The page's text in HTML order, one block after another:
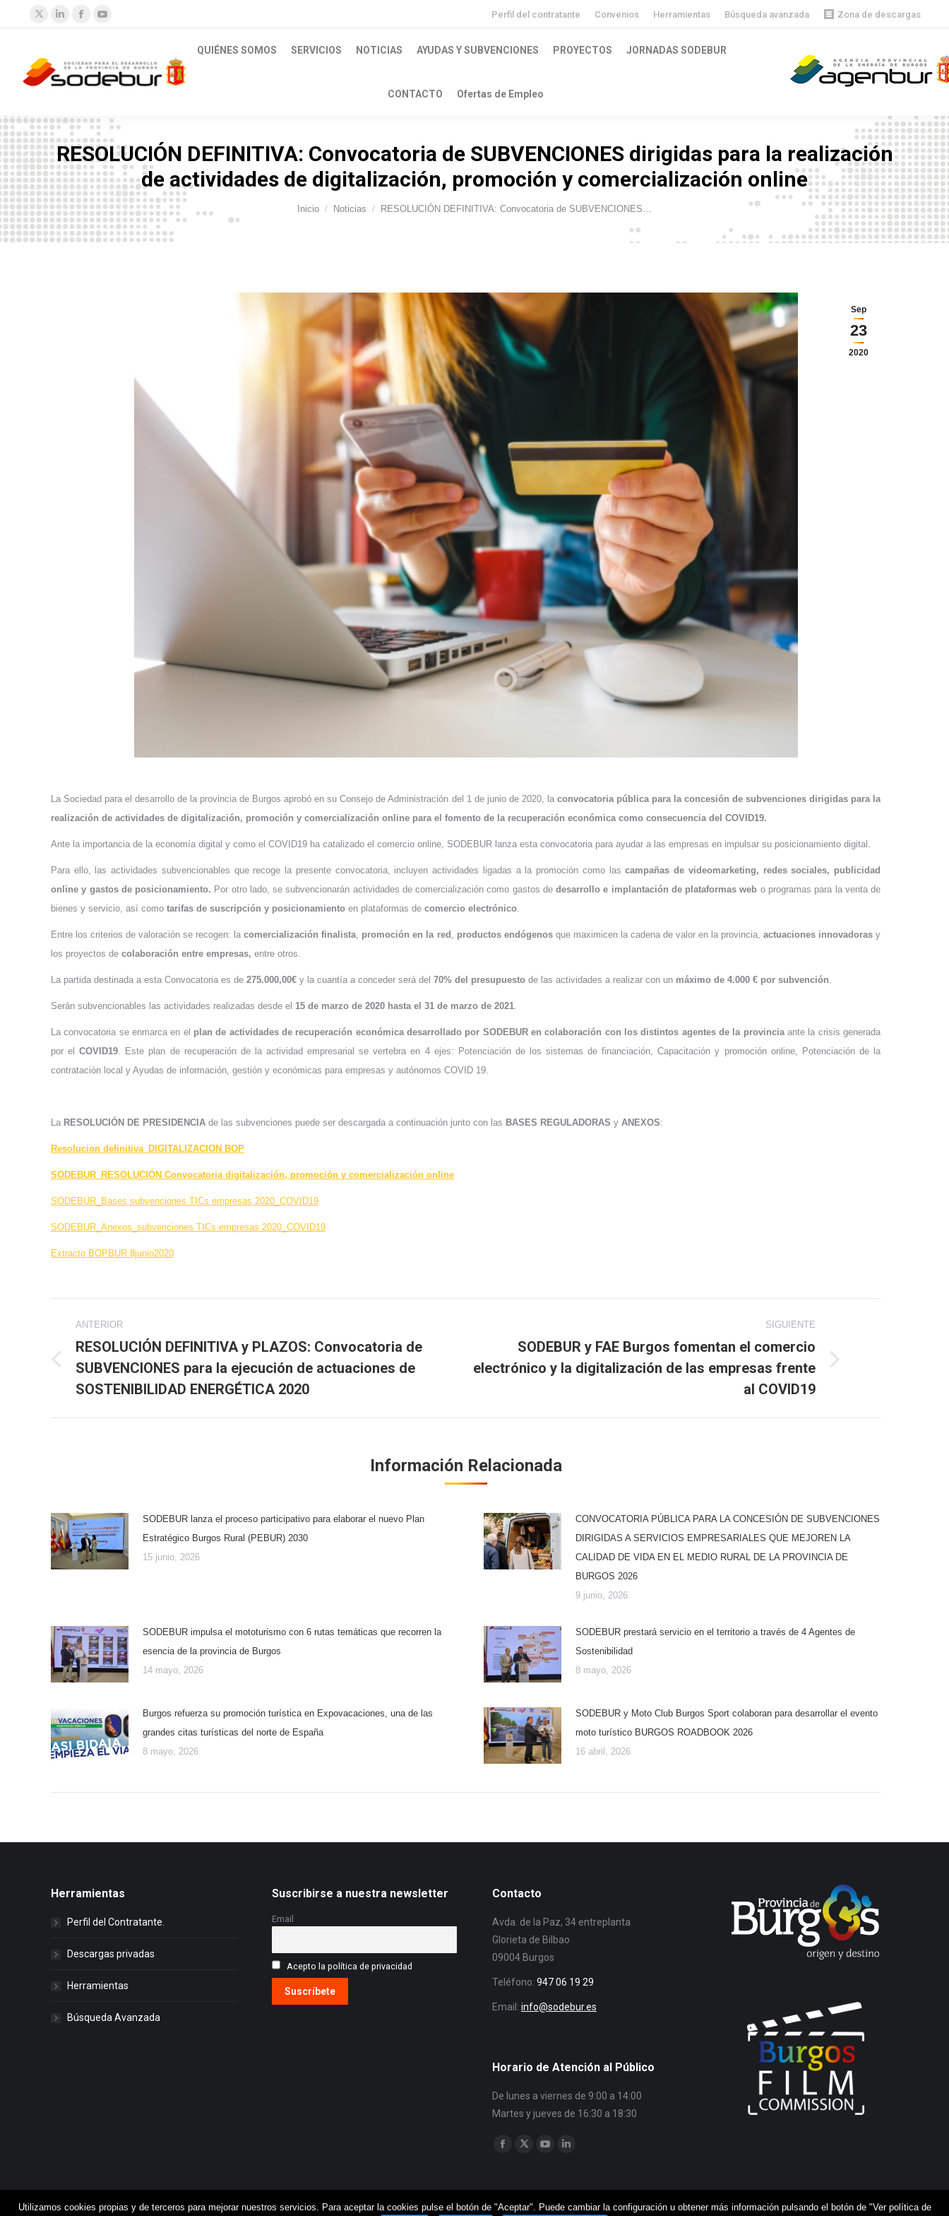
LinkedinFacebook
Perfil del contratante Convenios Herramientas Búsqueda avanzada
Descargas privadas
Zona de descargas
QUIÉNES SOMOS SERVICIOS NOTICIAS AYUDAS Y SUBVENCIONES PROYECTOS JORNADAS SODEBUR
CONTACTO Ofertas de Empleo
RESOLUCIÓN DEFINITIVA: Convocatoria de SUBVENCIONES dirigidas para la realización
de actividades de digitalización, promoción y comercialización online
Estás aquí: Inicio Noticias RESOLUCIÓN DEFINITIVA: Convocatoria de SUBVENCIONES…
Sep
23
2020
La Sociedad para el desarrollo de la provincia de Burgos aprobó en su Consejo de Administración del 1 de junio de 2020, la convocatoria pública para la concesión de subvenciones dirigidas para la
realización de actividades de digitalización, promoción y comercialización online para el fomento de la recuperación económica como consecuencia del COVID19.
Ante la importancia de la economía digital y como el COVID19 ha catalizado el comercio online, SODEBUR lanza esta convocatoria para ayudar a las empresas en impulsar su posicionamiento digital.
Para ello, las actividades subvencionables que recoge la presente convocatoria, incluyen actividades ligadas a la promoción como lascampañas de videomarketing, redes sociales, publicidad
online y gastos de posicionamiento. Por otro lado, se subvencionarán actividades de comercialización como gastos dedesarrollo e implantación de plataformas web o programas para la venta de
bienes y servicio, así como tarifas de suscripción y posicionamiento en plataformas de comercio electrónico
Entre los criterios de valoración se recogen: lacomercialización finalista promoción en la red productos endógenosque maximicen la cadena de valor en la provincia, actuaciones innovadoras y
los proyectos de colaboración entre empresas, entre otros.
La partida destinada a esta Convocatoria es de 275.000,00€ y la cuantía a conceder será del 70% del presupuesto de las actividades a realizar con un máximo de 4.000 € por subvención
Serán subvencionables las actividades realizadas desde el 15 de marzo de 2020 hasta el 31 de marzo de 2021
La convocatoria se enmarca en el plan de actividades de recuperación económica desarrollado por SODEBUR en colaboración con los distintos agentes de la provinciaante la crisis generada
por el COVID19 . Este plan de recuperación de la actividad empresarial se vertebra en 4 ejes: Potenciación de los sistemas de financiación, Capacitación y promoción online, Potenciación de la
contratación local y Ayudas de información, gestión y económicas para empresas y autónomos COVID 19.
La RESOLUCIÓN DE PRESIDENCIA de las subvenciones puede ser descargada a continuación junto con las BASES REGULADORAS y ANEXOS:
Resolucion definitiva_DIGITALIZACION BOP
SODEBUR_RESOLUCIÓN Convocatoria digitalización, promoción y comercialización online
SODEBUR_Bases subvenciones TICs empresas 2020_COVID19
SODEBUR_Anexos_subvenciones TICs empresas 2020_COVID19
Extracto BOPBUR 8junio2020
entre
publicaciones
ANTERIOR
Publicación
anterior:
RESOLUCIÓN DEFINITIVA y PLAZOS: Convocatoria de
SUBVENCIONES para la ejecución de actuaciones de
SOSTENIBILIDAD ENERGÉTICA 2020
SIGUIENTE
Publicación
SODEBUR y FAE Burgos fomentan el comercio
electrónico y la digitalización de las empresas frente
al COVID19
Información Relacionada
SODEBUR lanza el proceso participativo para elaborar el nuevo Plan
Estratégico Burgos Rural (PEBUR) 2030
15 junio, 2026
CONVOCATORIA PÚBLICA PARA LA CONCESIÓN DE SUBVENCIONES
DIRIGIDAS A SERVICIOS EMPRESARIALES QUE MEJOREN LA
CALIDAD DE VIDA EN EL MEDIO RURAL DE LA PROVINCIA DE
BURGOS 2026
9 junio, 2026
SODEBUR impulsa el mototurismo con 6 rutas temáticas que recorren la
esencia de la provincia de Burgos
14 mayo, 2026
SODEBUR prestará servicio en el territorio a través de 4 Agentes de
Sostenibilidad
8 mayo, 2026
Burgos refuerza su promoción turística en Expovacaciones, una de las
grandes citas turísticas del norte de España
8 mayo, 2026
SODEBUR y Moto Club Burgos Sport colaboran para desarrollar el evento
moto turístico BURGOS ROADBOOK 2026
16 abril, 2026
Herramientas
Perfil del Contratante.
Descargas privadas
Herramientas
Búsqueda Avanzada
Suscribirse a nuestra newsletter
Email
Acepto la política de privacidad
Contacto
Avda. de la Paz, 34 entreplanta
Glorieta de Bilbao
09004 Burgos
Teléfono: 947 06 19 29
Email: info@sodebur.es
Horario de Atención al Público
De lunes a viernes de 9:00 a 14:00
Martes y jueves de 16:30 a 18:30
Encuéntranos en:
Facebook
Utilizamos cookies propias y de terceros para mejorar nuestros servicios. Para aceptar la cookies pulse el botón de "Aceptar". Puede cambiar la configuración u obtener más información pulsando el botón de "Ver política de